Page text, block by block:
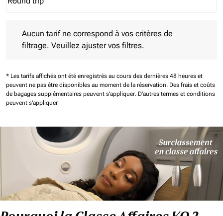
Journey Types option Round trip Selected
Aucun tarif ne correspond à vos critères de
filtrage. Veuillez ajuster vos filtres.
* Les tarifs affichés ont été enregistrés au cours des dernières 48 heures et
peuvent ne pas être disponibles au moment de la réservation. Des frais et coûts
de bagages supplémentaires peuvent s'appliquer. D'autres termes et conditions
peuvent s'appliquer